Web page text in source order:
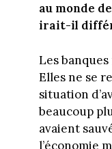
au monde
irait-il
Les
Elles ne se
situation
beaucoup
avaient
l’économie